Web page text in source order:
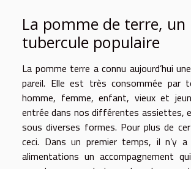
La pomme de terre, un
tubercule populaire
La pomme terre a connu aujourd’hui
pareil. Elle est très consommée par
homme, femme, enfant, vieux et
entrée dans nos différentes assiettes,
sous diverses formes. Pour plus de
ceci. Dans un premier temps, il n’y
alimentations un accompagnement